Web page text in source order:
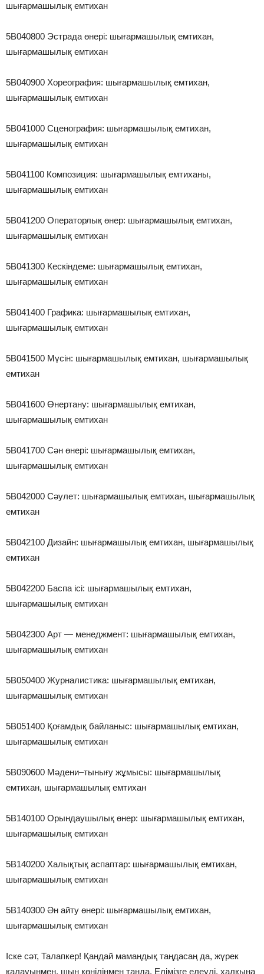
шығармашылық емтихан
5В040800 Эстрада өнері: шығармашылық емтихан,
шығармашылық емтихан
5В040900 Хореография: шығармашылық емтихан,
шығармашылық емтихан
5В041000 Сценография: шығармашылық емтихан,
шығармашылық емтихан
5В041100 Композиция: шығармашылық емтиханы,
шығармашылық емтихан
5В041200 Операторлық өнер: шығармашылық емтихан,
шығармашылық емтихан
5В041300 Кескіндеме: шығармашылық емтихан,
шығармашылық емтихан
5В041400 Графика: шығармашылық емтихан,
шығармашылық емтихан
5В041500 Мүсін: шығармашылық емтихан, шығармашылық
емтихан
5В041600 Өнертану: шығармашылық емтихан,
шығармашылық емтихан
5В041700 Сән өнері: шығармашылық емтихан,
шығармашылық емтихан
5В042000 Сәулет: шығармашылық емтихан, шығармашылық
емтихан
5В042100 Дизайн: шығармашылық емтихан, шығармашылық
емтихан
5В042200 Баспа ісі: шығармашылық емтихан,
шығармашылық емтихан
5В042300 Арт — менеджмент: шығармашылық емтихан,
шығармашылық емтихан
5В050400 Журналистика: шығармашылық емтихан,
шығармашылық емтихан
5В051400 Қоғамдық байланыс: шығармашылық емтихан,
шығармашылық емтихан
5В090600 Мәдени–тынығу жұмысы: шығармашылық
емтихан, шығармашылық емтихан
5B140100 Орындаушылық өнер: шығармашылық емтихан,
шығармашылық емтихан
5B140200 Халықтық аспаптар: шығармашылық емтихан,
шығармашылық емтихан
5B140300 Ән айту өнері: шығармашылық емтихан,
шығармашылық емтихан
Іске сәт, Талапкер! Қандай мамандық таңдасаң да, жүрек
қалауыңмен, шын көңіліңмен таңда. Елімізге елеулі, халқыңа